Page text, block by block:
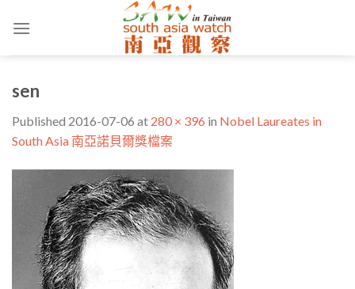
sen
Published 2016-07-06 at 280 × 396 in Nobel Laureates in
South Asia 南亞諾貝爾獎檔案